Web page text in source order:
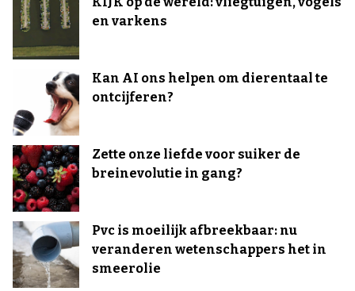
en varkens
Kan AI ons helpen om dierentaal te
ontcijferen?
Zette onze liefde voor suiker de
breinevolutie in gang?
Pvc is moeilijk afbreekbaar: nu
veranderen wetenschappers het in
smeerolie